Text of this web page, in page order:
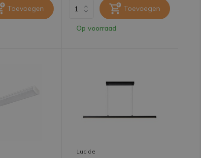
Toevoegen Toevoegen
Op voorraad
Lucide